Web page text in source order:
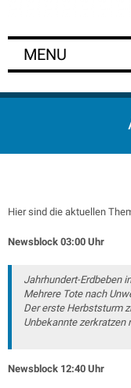
MENU
Hier sind die aktuellen
Newsblock 03:00 Uhr
Jahrhundert-Erdbeben
Mehrere Tote nach
Der erste Herbststurm
Unbekannte zerkratzen
Newsblock 12:40 Uhr